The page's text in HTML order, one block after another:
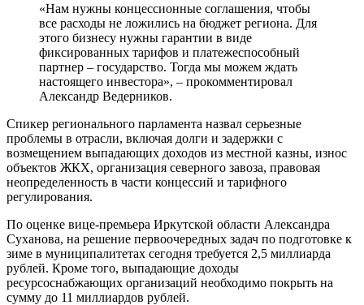
«Нам нужны концессионные соглашения, чтобы
все расходы не ложились на бюджет региона. Для
этого бизнесу нужны гарантии в виде
фиксированных тарифов и платежеспособный
партнер – государство. Тогда мы можем ждать
настоящего инвестора», – прокомментировал
Александр Ведерников.
Спикер регионального парламента назвал серьезные
проблемы в отрасли, включая долги и задержки с
возмещением выпадающих доходов из местной казны, износ
объектов ЖКХ, организация северного завоза, правовая
неопределенность в части концессий и тарифного
регулирования.
По оценке вице-премьера Иркутской области Александра
Суханова, на решение первоочередных задач по подготовке к
зиме в муниципалитетах сегодня требуется 2,5 миллиарда
рублей. Кроме того, выпадающие доходы
ресурсоснабжающих организаций необходимо покрыть на
сумму до 11 миллиардов рублей.